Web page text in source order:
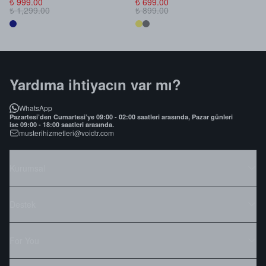
₺ 1,299.00 ₺ 899.00
Yardıma ihtiyacın var mı?
WhatsApp
Pazartesi’den Cumartesi’ye 09:00 - 02:00 saatleri arasında, Pazar günleri
ise 09:00 - 18:00 saatleri arasında.
musterihizmetleri@voidtr.com